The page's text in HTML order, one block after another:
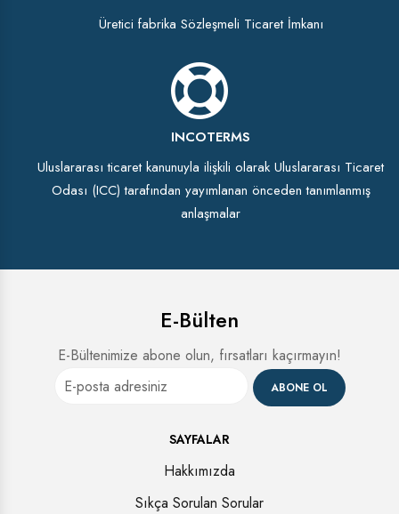
Üretici fabrika Sözleşmeli Ticaret İmkanı
INCOTERMS
Uluslararası ticaret kanunuyla ilişkili olarak Uluslararası Ticaret
Odası (ICC) tarafından yayımlanan önceden tanımlanmış
anlaşmalar
E-Bülten
E-Bültenimize abone olun, fırsatları kaçırmayın!
ABONE OL
SAYFALAR
Hakkımızda
Sıkça Sorulan Sorular